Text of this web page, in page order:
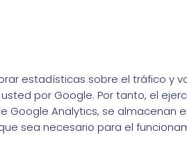
estadísticas sobre el tráfico y
por Google. Por tanto, el
Analytics, se almacenan
sea necesario para el